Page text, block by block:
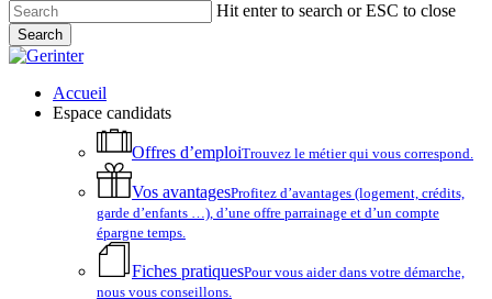
Hit enter to search or ESC to close
Search
Close
account
Menu
Accueil
Espace candidats
Offres d’emploiTrouvez le métier qui vous correspond.
Vos avantagesProfitez d’avantages (logement, crédits,
garde d’enfants …), d’une offre parrainage et d’un compte
épargne temps.
Fiches pratiquesPour vous aider dans votre démarche,
nous vous conseillons.